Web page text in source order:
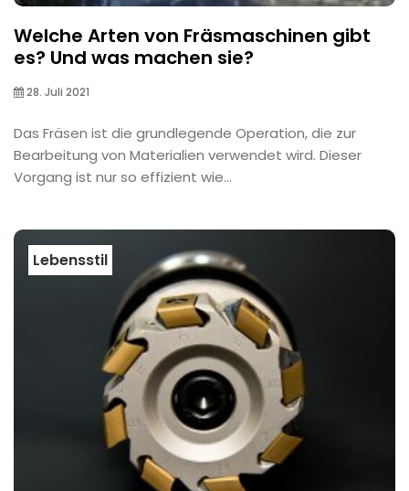
Welche Arten von Fräsmaschinen gibt
es? Und was machen sie?
28. Juli 2021
Das Fräsen ist die grundlegende Operation, die zur
Bearbeitung von Materialien verwendet wird. Dieser
Vorgang ist nur so effizient wie...
Lebensstil